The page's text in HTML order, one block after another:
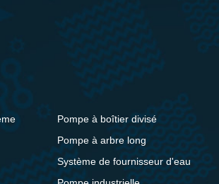
Pompe à boîtier divisé
Pompe à arbre long
Système de fournisseur d'eau